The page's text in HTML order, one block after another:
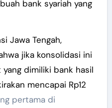
bank syariah yang
Jawa Tengah,
jika konsolidasi ini
dimiliki bank hasil
mencapai Rp12
pertama di